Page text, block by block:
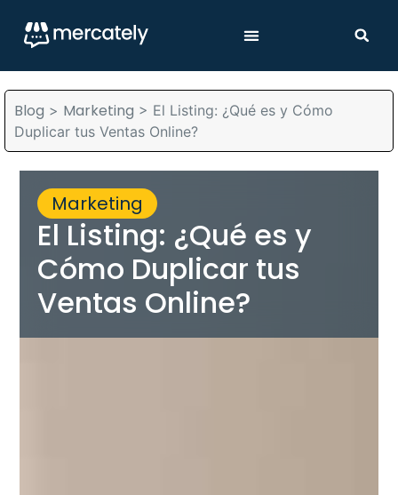
Blog > Marketing > El Listing: ¿Qué es y Cómo
Duplicar tus Ventas Online?
Marketing
El Listing: ¿Qué es y
Cómo Duplicar tus
Ventas Online?